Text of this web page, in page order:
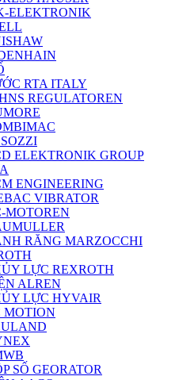
ELEKTRONIK
RTA ITALY
REGULATOREN
ELEKTRONIK GROUP
ENGINEERING
VIBRATOR
MOTOREN
RĂNG MARZOCCHI
LỰC REXROTH
ALREN
LỰC HYVAIR
MOTION
SỐ GEORATOR